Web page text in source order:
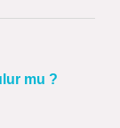
mu ?